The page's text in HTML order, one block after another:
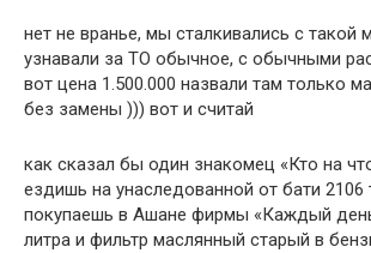
нет не вранье, мы сталкивались с такой
узнавали за ТО обычное, с обычными
вот цена 1.500.000 назвали там только
без замены ))) вот и считай
как сказал бы один знакомец «Кто на
ездишь на унаследованной от бати 2106
покупаешь в Ашане фирмы «Каждый
литра и фильтр маслянный старый в